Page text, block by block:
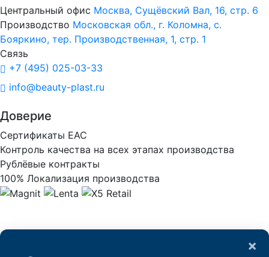
Центральный офис Москва, Сущёвский Вал, 16, стр. 6
Производство Московская обл., г. Коломна, с.
Бояркино, тер. Производственная, 1, стр. 1
Связь
+7 (495) 025-03-33
info@beauty-plast.ru
Доверие
Сертификаты ЕАС
Контроль качества на всех этапах производства
Рублёвые контракты
100% Локализация производства
×